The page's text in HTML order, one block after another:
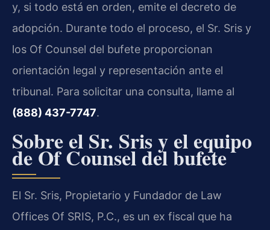
y, si todo está en orden, emite el decreto de
adopción. Durante todo el proceso, el Sr. Sris y
los Of Counsel del bufete proporcionan
orientación legal y representación ante el
tribunal. Para solicitar una consulta, llame al
(888) 437-7747.
Sobre el Sr. Sris y el equipo
de Of Counsel del bufete
El Sr. Sris, Propietario y Fundador de Law
Offices Of SRIS, P.C., es un ex fiscal que ha